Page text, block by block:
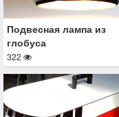
Подвесная лампа из
глобуса
322